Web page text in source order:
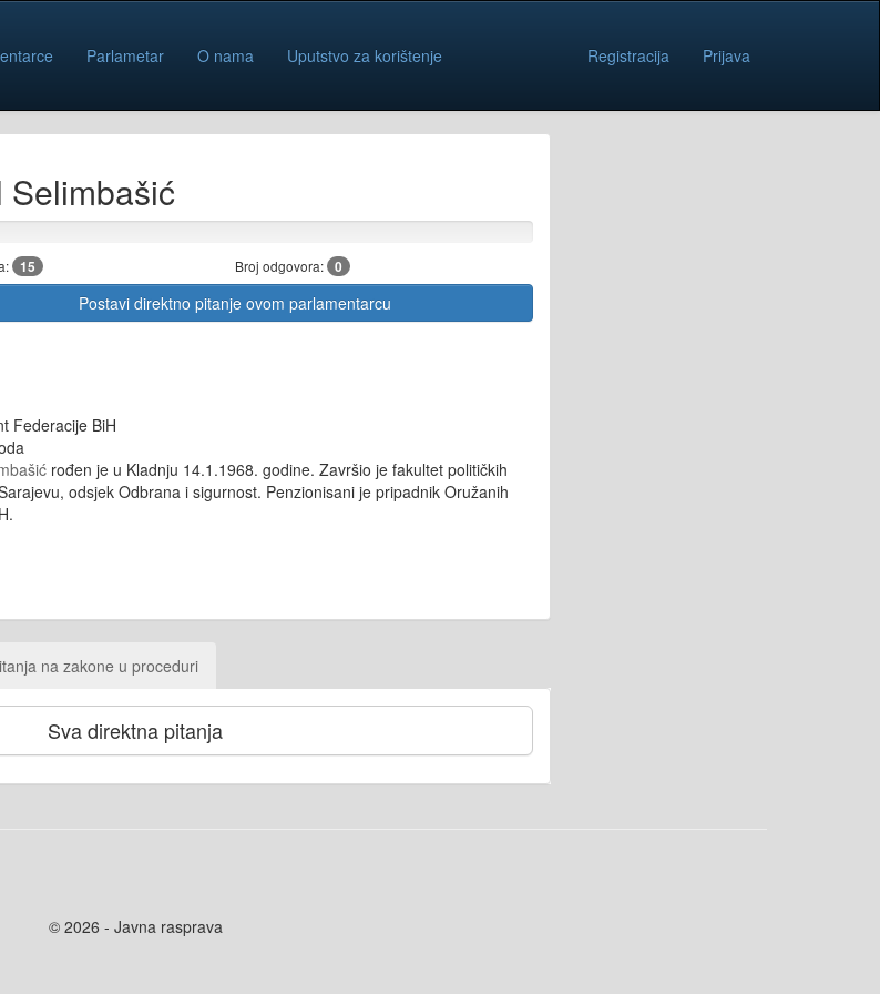
Parlametar O nama Uputstvo za korištenje Registracija Prijava
Selimbašić
15 Broj odgovora: 0
Postavi direktno pitanje ovom parlamentarcu
Federacije BiH
rođen je u Kladnju 14.1.1968. godine. Završio je fakultet političkih
odsjek Odbrana i sigurnost. Penzionisani je pripadnik Oružanih
na zakone u proceduri
Sva direktna pitanja
© 2026 - Javna rasprava